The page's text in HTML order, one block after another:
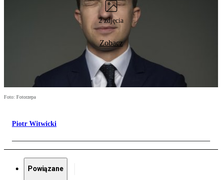
2 zdjęcia
Zobacz
Foto: Fotorzepa
Piotr Witwicki
Powiązane